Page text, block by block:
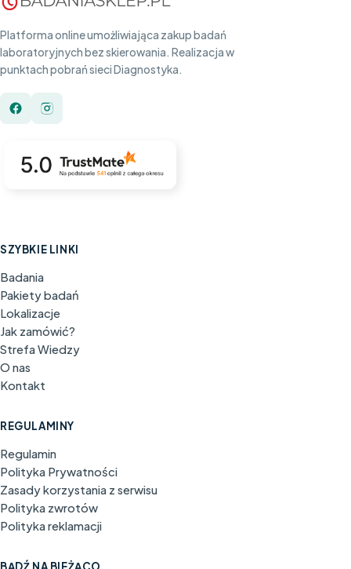
Platforma online umożliwiająca zakup badań
laboratoryjnych bez skierowania. Realizacja w
punktach pobrań sieci Diagnostyka.
SZYBKIE LINKI
Badania
Pakiety badań
Lokalizacje
Jak zamówić?
Strefa Wiedzy
O nas
Kontakt
REGULAMINY
Regulamin
Polityka Prywatności
Zasady korzystania z serwisu
Polityka zwrotów
Polityka reklamacji
BĄDŹ NA BIEŻĄCO